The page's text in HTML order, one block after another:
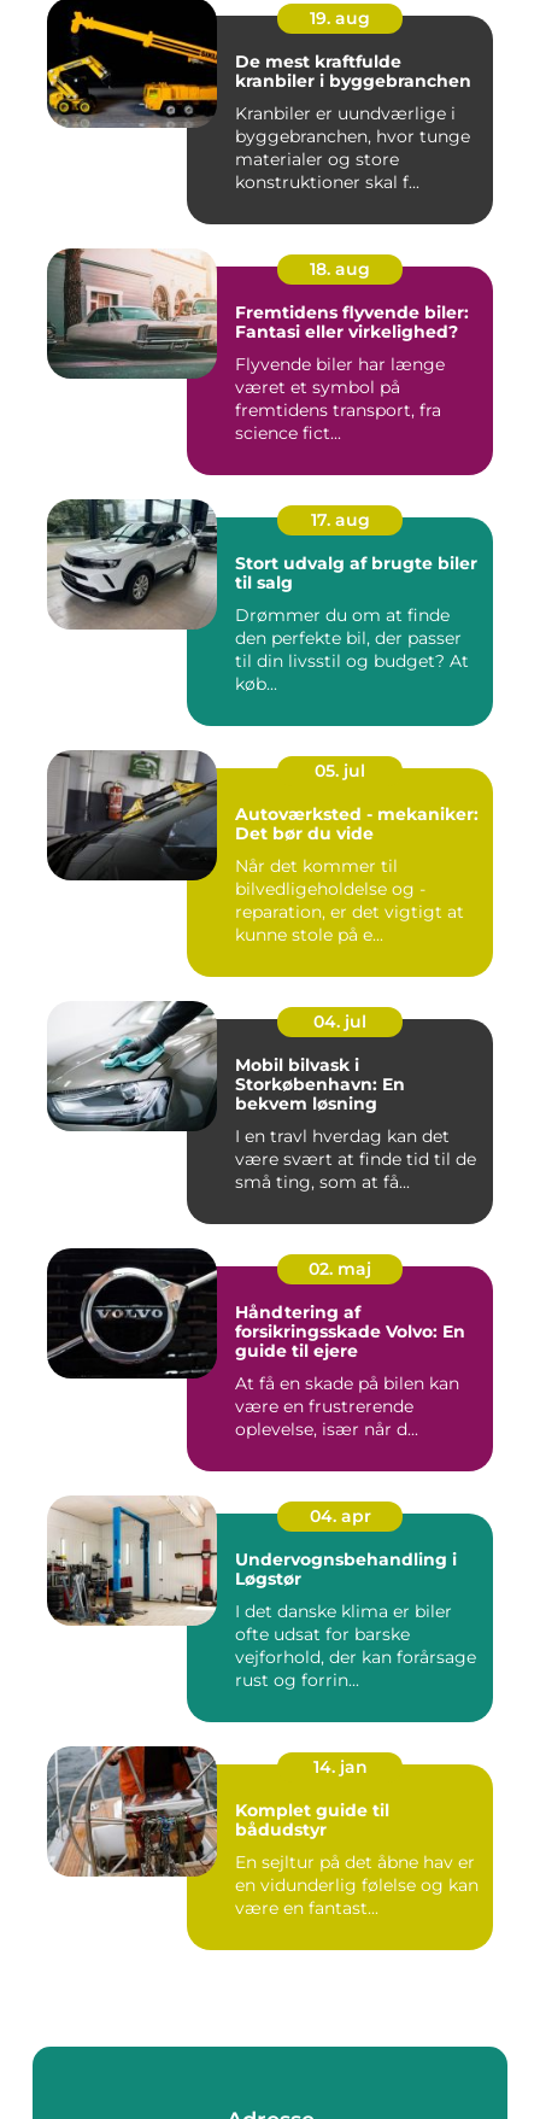
19. aug
De mest kraftfulde
kranbiler i byggebranchen
Kranbiler er uundværlige i
byggebranchen, hvor tunge
materialer og store
konstruktioner skal f...
18. aug
Fremtidens flyvende biler:
Fantasi eller virkelighed?
Flyvende biler har længe
været et symbol på
fremtidens transport, fra
science fict...
17. aug
Stort udvalg af brugte biler
til salg
Drømmer du om at finde
den perfekte bil, der passer
til din livsstil og budget? At
køb...
05. jul
Autoværksted - mekaniker:
Det bør du vide
Når det kommer til
bilvedligeholdelse og -
reparation, er det vigtigt at
kunne stole på e...
04. jul
Mobil bilvask i
Storkøbenhavn: En
bekvem løsning
I en travl hverdag kan det
være svært at finde tid til de
små ting, som at få...
02. maj
Håndtering af
forsikringsskade Volvo: En
guide til ejere
At få en skade på bilen kan
være en frustrerende
oplevelse, især når d...
04. apr
Undervognsbehandling i
Løgstør
I det danske klima er biler
ofte udsat for barske
vejforhold, der kan forårsage
rust og forrin...
14. jan
Komplet guide til
bådudstyr
En sejltur på det åbne hav er
en vidunderlig følelse og kan
være en fantast...